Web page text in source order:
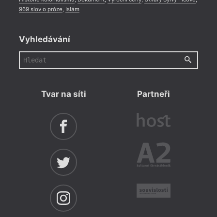
969 slov o próze Islám
Vyhledávání
Tvar na síti Partneři